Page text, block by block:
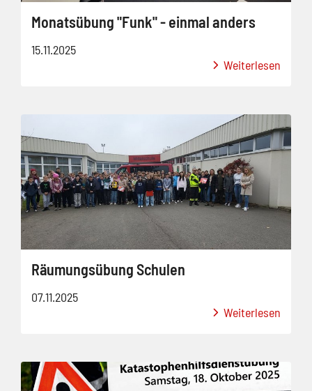
Monatsübung "Funk" - einmal anders
15.11.2025
Weiterlesen
Räumungsübung Schulen
07.11.2025
Weiterlesen